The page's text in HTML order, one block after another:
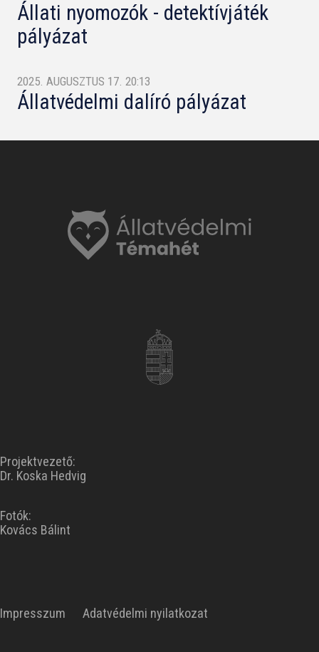
Állati nyomozók - detektívjáték
pályázat
2025. AUGUSZTUS 17. 20:13
Állatvédelmi dalíró pályázat
Projektvezető:
Dr. Koska Hedvig
Fotók:
Kovács Bálint
Impresszum Adatvédelmi nyilatkozat